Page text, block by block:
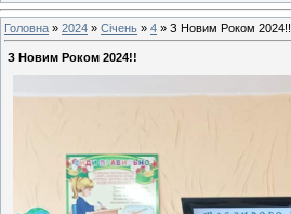
Головна » 2024 » Січень » 4 » З Новим Роком 2024!!
З Новим Роком 2024!!